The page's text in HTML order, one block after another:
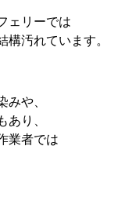
ェリーでは
構汚れています。
みや、
あり、
業者では